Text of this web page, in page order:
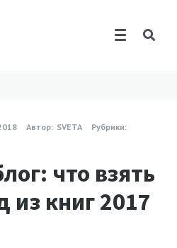
Автор: SVETA
Рубрики:
что взять
из книг 2017